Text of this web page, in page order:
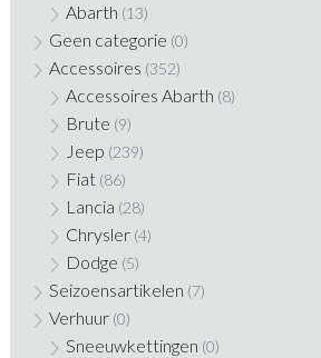
Abarth (13)
Geen categorie (0)
Accessoires (352)
Accessoires Abarth (8)
Brute (9)
Jeep (239)
Fiat (86)
Lancia (28)
Chrysler (4)
Dodge (5)
Seizoensartikelen (7)
Verhuur (0)
Sneeuwkettingen (0)